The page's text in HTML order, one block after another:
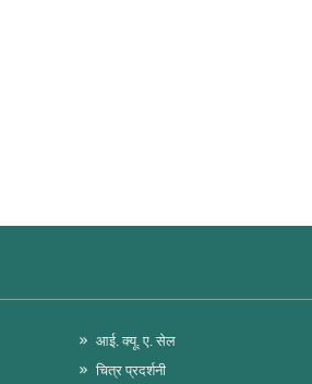
आई. क्यू. ए. सेल
चित्र प्रदर्शनी